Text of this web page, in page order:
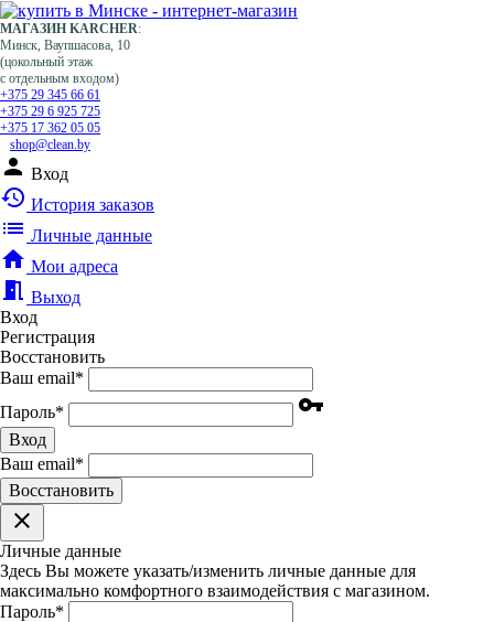
МАГАЗИН KARCHER:
Минск, Ваупшасова, 10
(цокольный этаж
с отдельным входом)
+375 29 345 66 61
+375 29 6 925 725
+375 17 362 05 05
shop@clean.by
person Вход
history История заказов
list Личные данные
home Мои адреса
meeting_room Выход
Вход
Регистрация
Восстановить
Ваш email*
Пароль* vpn_key
Вход
Ваш email*
Воcстановить
clear
Личные данные
Здесь Вы можете указать/изменить личные данные для
максимально комфортного взаимодействия с магазином.
Пароль*